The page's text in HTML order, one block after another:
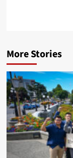
More Stories